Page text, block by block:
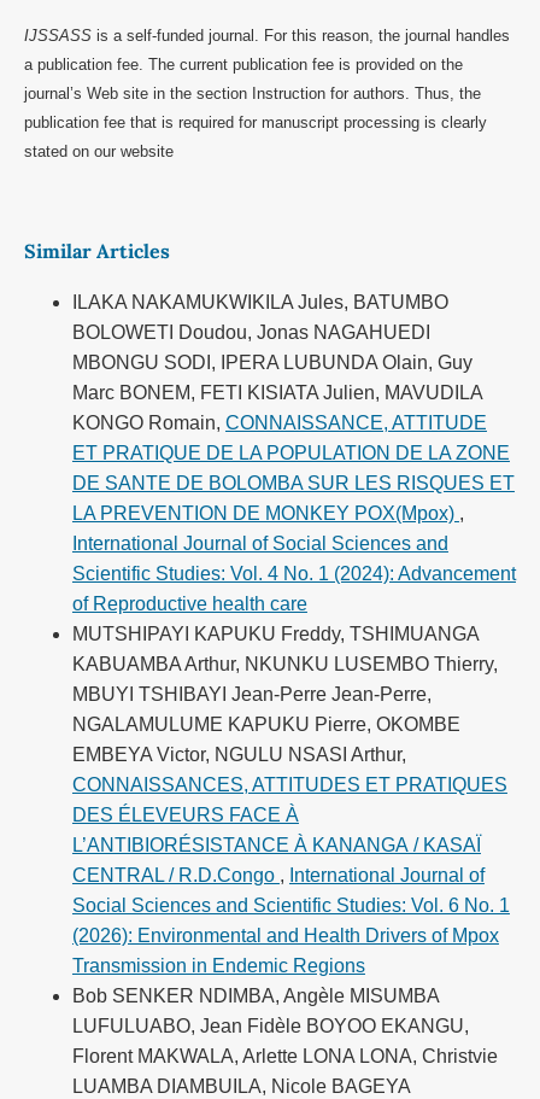
IJSSASSis a self-funded journal. For this reason, the journal handles
a publication fee. The current publication fee is provided on the
journal’s Web site in the section Instruction for authors. Thus, the
publication fee that is required for manuscript processing is clearly
stated on our website
Similar Articles
ILAKA NAKAMUKWIKILA Jules, BATUMBO
BOLOWETI Doudou, Jonas NAGAHUEDI
MBONGU SODI, IPERA LUBUNDA Olain, Guy
Marc BONEM, FETI KISIATA Julien, MAVUDILA
KONGO Romain, CONNAISSANCE, ATTITUDE
ET PRATIQUE DE LA POPULATION DE LA ZONE
DE SANTE DE BOLOMBA SUR LES RISQUES ET
LA PREVENTION DE MONKEY POX(Mpox) ,
International Journal of Social Sciences and
Scientific Studies: Vol. 4 No. 1 (2024): Advancement
of Reproductive health care
MUTSHIPAYI KAPUKU Freddy, TSHIMUANGA
KABUAMBA Arthur, NKUNKU LUSEMBO Thierry,
MBUYI TSHIBAYI Jean-Perre Jean-Perre,
NGALAMULUME KAPUKU Pierre, OKOMBE
EMBEYA Victor, NGULU NSASI Arthur,
CONNAISSANCES, ATTITUDES ET PRATIQUES
DES ÉLEVEURS FACE À
L’ANTIBIORÉSISTANCE À KANANGA / KASAÏ
CENTRAL / R.D.Congo , International Journal of
Social Sciences and Scientific Studies: Vol. 6 No. 1
(2026): Environmental and Health Drivers of Mpox
Transmission in Endemic Regions
Bob SENKER NDIMBA, Angèle MISUMBA
LUFULUABO, Jean Fidèle BOYOO EKANGU,
Florent MAKWALA, Arlette LONA LONA, Christvie
LUAMBA DIAMBUILA, Nicole BAGEYA